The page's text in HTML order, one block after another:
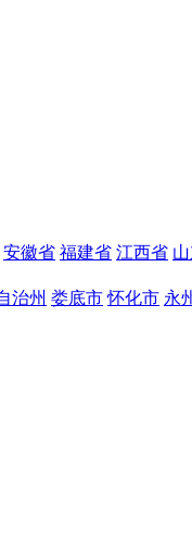
安徽省 福建省 江西省
治州 娄底市 怀化市 永